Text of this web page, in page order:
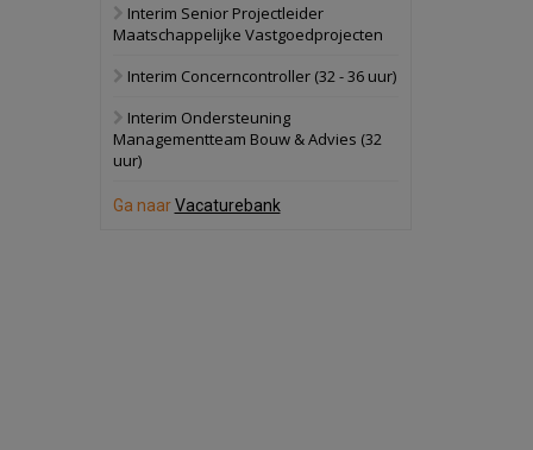
politiebureau
17 september 2026
Voormalig
Interim Senior Projectleider
Maatschappelijke Vastgoedprojecten
Interim Concerncontroller (32 - 36 uur)
Interim Ondersteuning
Managementteam Bouw & Advies (32
uur)
Ga naarVacaturebank